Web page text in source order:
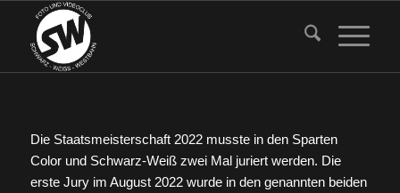
Die Staatsmeisterschaft 2022 musste in den Sparten
Color und Schwarz-Weiß zwei Mal juriert werden. Die
erste Jury im August 2022 wurde in den genannten beiden